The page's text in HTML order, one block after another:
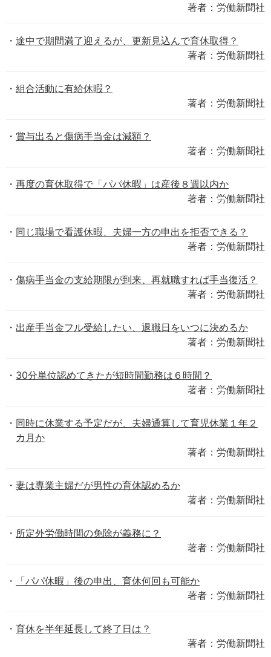
著者：労働新聞社
途中で期間満了迎えるが、更新見込んで育休取得？
著者：労働新聞社
組合活動に有給休暇？
著者：労働新聞社
賞与出ると傷病手当金は減額？
著者：労働新聞社
再度の育休取得で「パパ休暇」は産後８週以内か
著者：労働新聞社
同じ職場で看護休暇、夫婦一方の申出を拒否できる？
著者：労働新聞社
傷病手当金の支給期限が到来、再就職すれば手当復活？
著者：労働新聞社
出産手当金フル受給したい、退職日をいつに決めるか
著者：労働新聞社
30分単位認めてきたが短時間勤務は６時間？
著者：労働新聞社
同時に休業する予定だが、夫婦通算して育児休業１年２
カ月か
著者：労働新聞社
妻は専業主婦だが男性の育休認めるか
著者：労働新聞社
所定外労働時間の免除が義務に？
著者：労働新聞社
「パパ休暇」後の申出、育休何回も可能か
著者：労働新聞社
育休を半年延長して終了日は？
著者：労働新聞社